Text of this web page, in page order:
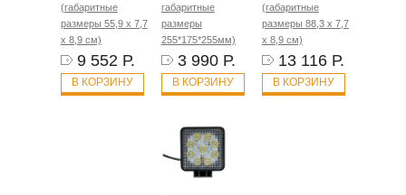
(габаритные
размеры 55,9 х 7,7
х 8,9 см)
9 552 Р.
В КОРЗИНУ
габаритные
размеры
255*175*255мм)
3 990 Р.
В КОРЗИНУ
(габаритные
размеры 88,3 х 7,7
х 8,9 см)
13 116 Р.
В КОРЗИНУ